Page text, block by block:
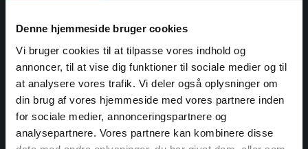
Denne hjemmeside bruger cookies
Vi bruger cookies til at tilpasse vores indhold og
annoncer, til at vise dig funktioner til sociale medier og til
at analysere vores trafik. Vi deler også oplysninger om
din brug af vores hjemmeside med vores partnere inden
for sociale medier, annonceringspartnere og
analysepartnere. Vores partnere kan kombinere disse